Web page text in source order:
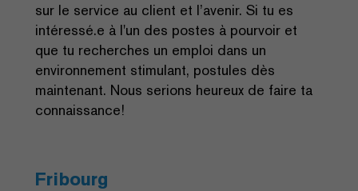
sur le service au client et l’avenir. Si tu es
intéressé.e à l'un des postes à pourvoir et
que tu recherches un emploi dans un
environnement stimulant, postules dès
maintenant. Nous serions heureux de faire ta
connaissance!
Fribourg